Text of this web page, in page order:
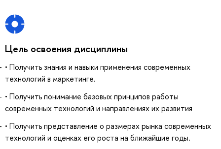
Цель освоения дисциплины
• Получить знания и навыки применения современных
технологий в маркетинге.
• Получить понимание базовых принципов работы
современных технологий и направлениях их развития
• Получить представление о размерах рынка современных
технологий и оценках его роста на ближайшие годы.